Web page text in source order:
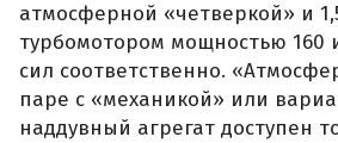
атмосферной «четверкой» и
турбомотором мощностью 160
сил соответственно.
паре с «механикой» или
наддувный агрегат доступен